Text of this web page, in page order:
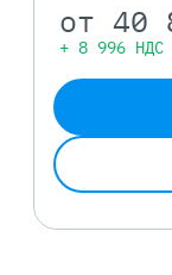
от 40
+ 8 996 НДС